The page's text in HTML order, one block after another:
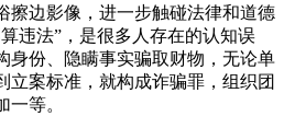
擦边影像，进一步触碰法律和道德
违法”，是很多人存在的认知误
身份、隐瞒事实骗取财物，无论单
立案标准，就构成诈骗罪，组织团
等。